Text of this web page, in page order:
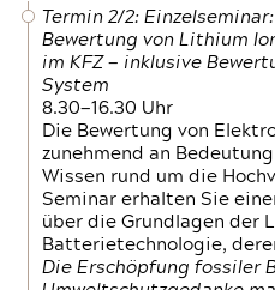
Termin 2/2:
Bewertung von Lithium
im KFZ — inklusive
System
8.30—16.30 Uhr
Die Bewertung von
zunehmend an
Wissen rund um die
Seminar erhalten Sie
über die Grundlagen der
Batterietechnologie,
Die Erschöpfung fossiler